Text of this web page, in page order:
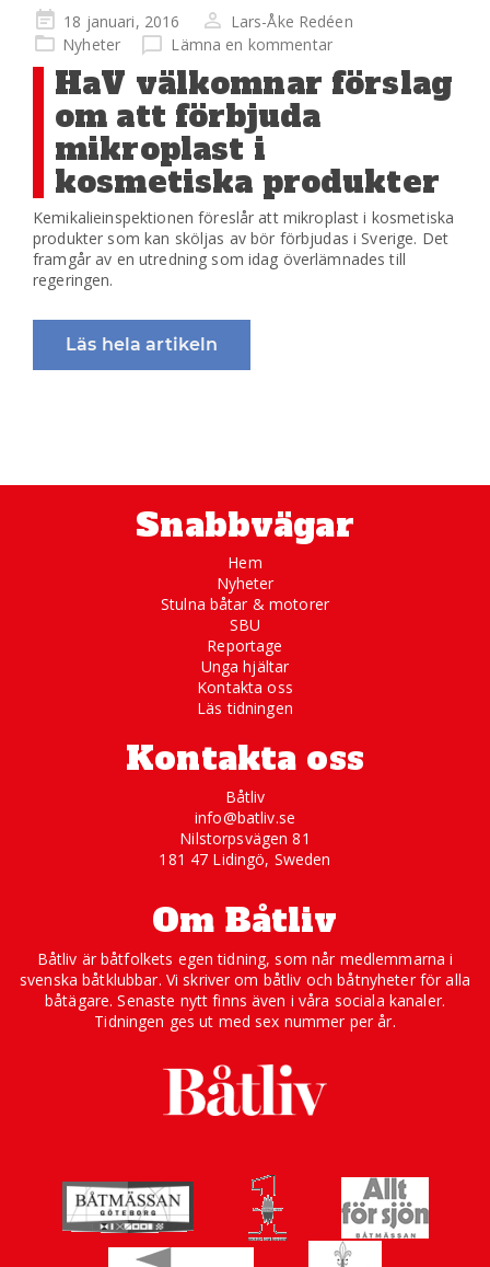
Publicerad
på
18 januari, 2016
Lars-Åke Redéen
Nyheter
Lämna en kommentar
HaV välkomnar förslag
om att förbjuda
mikroplast i
kosmetiska produkter
Kemikalieinspektionen föreslår att mikroplast i kosmetiska
produkter som kan sköljas av bör förbjudas i Sverige. Det
framgår av en utredning som idag överlämnades till
regeringen.
Läs hela artikeln
Snabbvägar
Hem
Nyheter
Stulna båtar & motorer
SBU
Reportage
Unga hjältar
Kontakta oss
Läs tidningen
Kontakta oss
Båtliv
info@batliv.se
Nilstorpsvägen 81
181 47 Lidingö, Sweden
Om Båtliv
Båtliv är båtfolkets egen tidning, som når medlemmarna i
svenska båtklubbar. Vi skriver om båtliv och båtnyheter för alla
båtägare. Senaste nytt finns även i våra sociala kanaler.
Tidningen ges ut med sex nummer per år.